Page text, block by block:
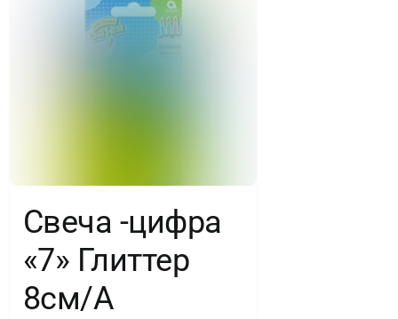
Свеча -цифра
«7» Глиттер
8см/A